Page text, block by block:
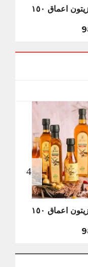
زيت زيتون اعماق ١٥٠
زيت زيتون اعماق ١٥٠